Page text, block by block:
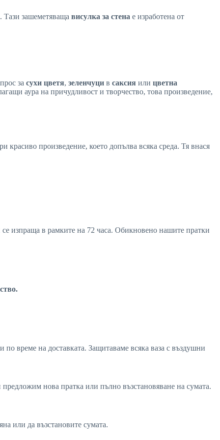
. Тази зашеметяваща висулка за стена е изработена от
за сухи цветя, зеленчуци в саксия или цветна
аура на причудливост и творчество, това произведение,
красиво произведение, което допълва всяка среда. Тя внася
се изпраща в рамките на 72 часа. Обикновено нашите пратки
време на доставката. Защитаваме всяка ваза с въздушни
нова пратка или пълно възстановяване на сумата.
или да възстановите сумата.